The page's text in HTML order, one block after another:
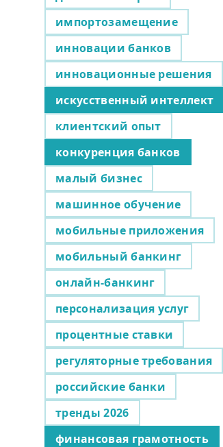
импортозамещение
инновации банков
инновационные решения
искусственный интеллект
клиентский опыт
конкуренция банков
малый бизнес
машинное обучение
мобильные приложения
мобильный банкинг
онлайн-банкинг
персонализация услуг
процентные ставки
регуляторные требования
российские банки
тренды 2026
финансовая грамотность